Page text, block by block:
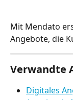
Mit Mendato
Angebote, die
Verwandte
Digitales